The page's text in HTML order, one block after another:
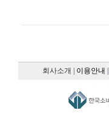
회사소개 이용안내